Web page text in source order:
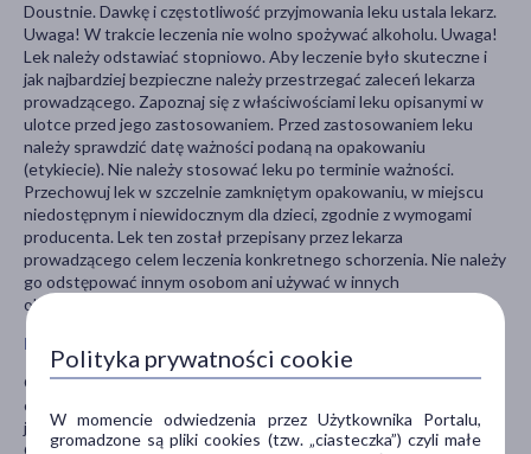
Doustnie. Dawkę i częstotliwość przyjmowania leku ustala lekarz.
Uwaga! W trakcie leczenia nie wolno spożywać alkoholu. Uwaga!
Lek należy odstawiać stopniowo. Aby leczenie było skuteczne i
jak najbardziej bezpieczne należy przestrzegać zaleceń lekarza
prowadzącego. Zapoznaj się z właściwościami leku opisanymi w
ulotce przed jego zastosowaniem. Przed zastosowaniem leku
należy sprawdzić datę ważności podaną na opakowaniu
(etykiecie). Nie należy stosować leku po terminie ważności.
Przechowuj lek w szczelnie zamkniętym opakowaniu, w miejscu
niedostępnym i niewidocznym dla dzieci, zgodnie z wymogami
producenta. Lek ten został przepisany przez lekarza
prowadzącego celem leczenia konkretnego schorzenia. Nie należy
go odstępować innym osobom ani używać w innych
okolicznościach bez konsultacji z lekarzem.
Poinformuj lekarza:
Gdy masz nadwrażliwość na składniki preparatu, nużliwość mięśni,
ciężką niewydolność oddechową, zespół bezdechu sennego,
jaskrę z wąskim kątem przesączania, zaburzenia funkcji wątroby.
Polityka prywatności cookie
W momencie odwiedzenia przez Użytkownika Portalu,
gromadzone są pliki cookies (tzw. „ciasteczka”) czyli małe